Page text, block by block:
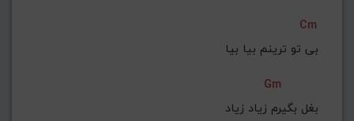
Cm
بی تو ترینم بیا بیا
Gm
بغل بگیرم زیاد زیاد